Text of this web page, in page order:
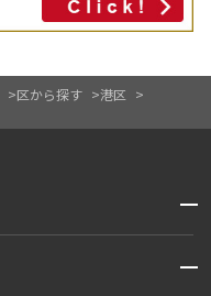
区から探す
港区
開閉
開閉